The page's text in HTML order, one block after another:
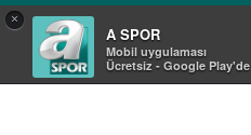
×
A SPOR
Mobil uygulaması
Ücretsiz - Google Play'de